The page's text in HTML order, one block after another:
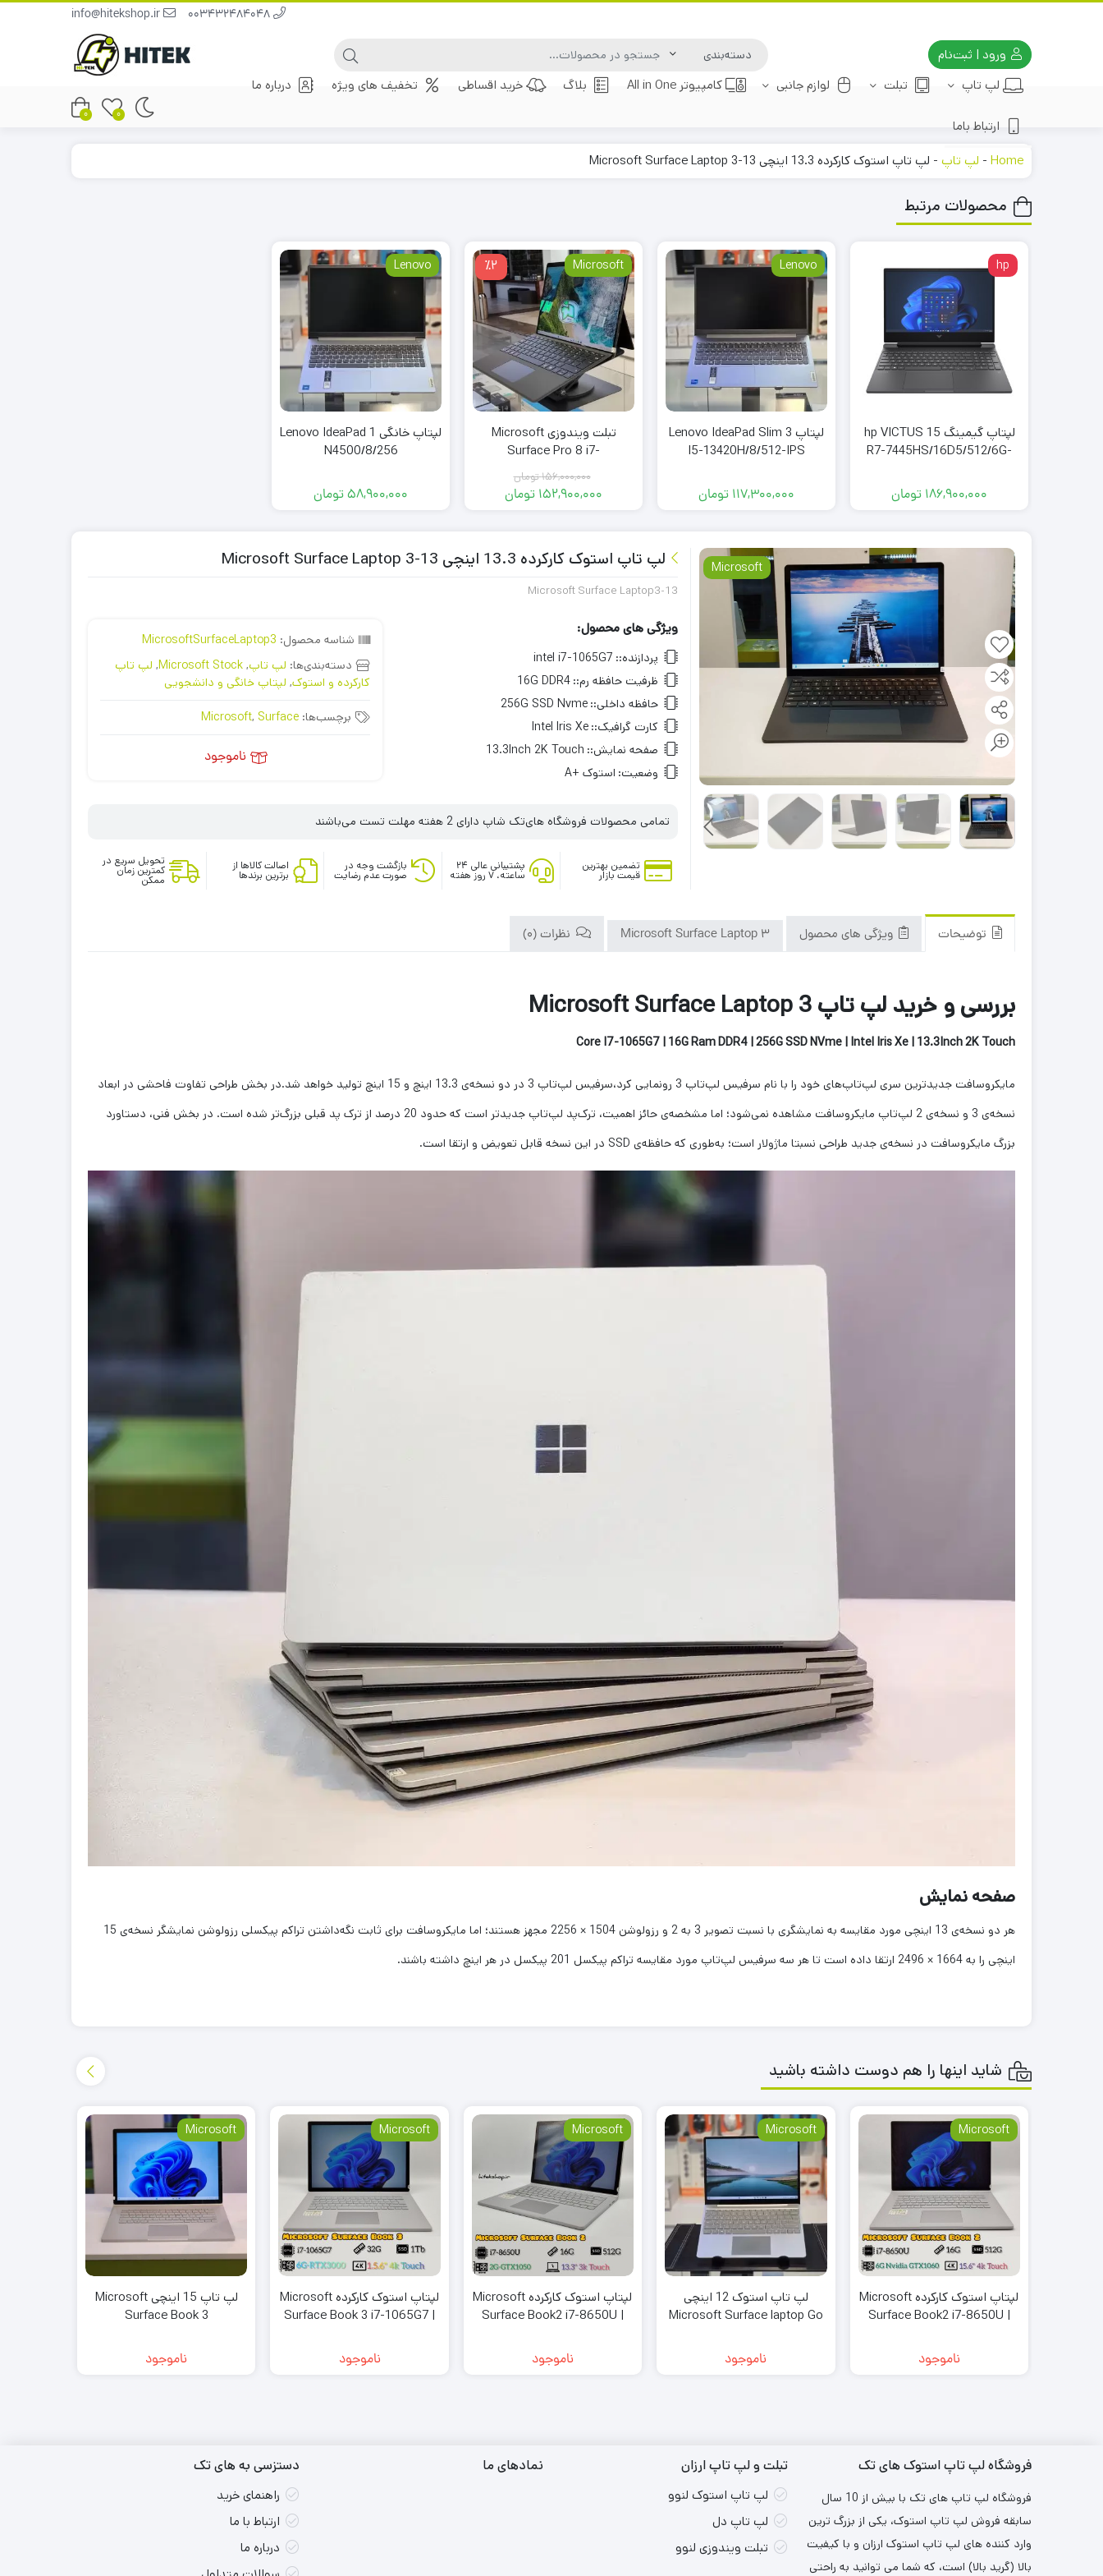
ورود | ثبت‌نام
لپ تاپ
تبلت لوازم جانبی کامپیوتر All in One بلاگ خرید اقساطی تخفیف های ویژه درباره ما
ارتباط باما
0
0
Home
- لپ تاپ - لپ تاپ استوک کارکرده 13.3 اینچی Microsoft Surface Laptop 3-13
محصولات مرتبط
hp
لپتاپ گیمینگ hp VICTUS 15
R7-7445HS/16D5/512/6G-
186,900,000 تومان
Lenovo
لپتاپ Lenovo IdeaPad Slim 3
I5-13420H/8/512-IPS
117,300,000 تومان
٪2 Microsoft
تبلت ویندوزی Microsoft
Surface Pro 8 i7-
1185/16/256
156,000,000تومان
قیمت
152,900,000 تومان
قیمت
Lenovo
لپتاپ خانگی Lenovo IdeaPad 1
N4500/8/256
58,900,000تومان
Microsoft لپ تاپ استوک کارکرده 13.3 اینچی Microsoft Surface Laptop 3-13
Microsoft Surface Laptop3-13
ویژگی های محصول:
پردازنده:: intel i7-1065G7
ظرفیت حافظه رم:: 16G DDR4
حافظه داخلی:: 256G SSD Nvme
کارت گرافیک:: Intel Iris Xe
صفحه نمایش:: 13.3Inch 2K Touch
وضعیت: استوک +A
شناسه محصول: MicrosoftSurfaceLaptop3
دسته‌بندی‌ها: لپ تاپ,
Microsoft Stock
, لپ تاپ
کارکرده و استوک, لپتاپ خانگی و دانشجویی
برچسب‌ها: Microsoft, Surface
ناموجود
تمامی محصولات فروشگاه های‌تک شاپ دارای 2 هفته مهلت تست می‌باشند
تضمین بهترین
قیمت بازار
پشتیبانی عالی ۲۴
ساعته، ۷ روز هفته
بازگشت وجه در
صورت عدم رضایت
اصالت کالاها از
برترین برندها
تحویل سریع در
کمترین زمان
ممکن
توضیحات ویژگی های محصول Microsoft Surface Laptop 3 نظرات (0)
بررسی و خرید لپ تاپ Microsoft Surface Laptop 3
Core I7-1065G7 | 16G Ram DDR4 | 256G SSD NVme | Intel Iris Xe | 13.3Inch 2K Touch
مایکروسافت جدیدترین سری لپ‌تاپ‌های خود را با نام سرفیس لپ‌تاپ 3 رونمایی کرد،سرفیس لپ‌تاپ 3 در دو نسخه‌ی 13.3 اینچ و 15 اینچ تولید خواهد شد.در بخش طراحی تفاوت فاحشی در ابعاد
نسخه‌ی 3 و نسخه‌ی 2 لپ‌تاپ مایکروسافت مشاهده نمی‌شود؛ اما مشخصه‌ی حائز اهمیت، ترک‌پد لپ‌تاپ جدیدتر است که حدود 20 درصد از ترک پد قبلی بزرگ‌تر شده است. در بخش فنی، دستاورد
بزرگ مایکروسافت در نسخه‌ی جدید طراحی نسبتا ماژولار است؛ به‌طوری که حافظه‌ی SSD در این نسخه قابل تعویض و ارتقا است.
صفحه نمایش
هر دو نسخه‌ی 13 اینچی مورد مقایسه به نمایشگری با نسبت تصویر 3 به 2 و رزولوشن 1504 × 2256 مجهز هستند؛ اما مایکروسافت برای ثابت نگه‌داشتن تراکم پیکسلی رزولوشن نمایشگر نسخه‌ی 15
اینچی را به 1664 × 2496 ارتقا داده است تا هر سه سرفیس لپ‌تاپ مورد مقایسه تراکم پیکسل 201 پیکسل در هر اینچ داشته باشند.
شاید اینها را هم دوست داشته باشید
Microsoft
لپتاپ استوک کارکرده Microsoft
Surface Book2 i7-8650U |
ناموجود
Microsoft
لپ تاپ استوک 12 اینچی
Microsoft Surface laptop Go
ناموجود
Microsoft
لپتاپ استوک کارکرده Microsoft
Surface Book2 i7-8650U |
13.3 3K
ناموجود
Microsoft
لپتاپ استوک کارکرده Microsoft
Surface Book 3 i7-1065G7 |
15.6 4K
ناموجود
Microsoft
لپ تاپ 15 اینچی Microsoft
Surface Book 3
ناموجود
فروشگاه لپ تاپ استوک های تک
فروشگاه لپ تاپ های تک با بیش از 10 سال
سابقه فروش لپ تاپ استوک، یکی از بزرگ ترین
وارد کننده های لپ تاپ استوک ارزان و با کیفیت
بالا (گرید بالا) است، که شما می توانید به راحتی
تبلت و لپ تاپ ارزان
لپ تاپ استوک لنوو
لپ تاپ دل
تبلت ویندوزی لنوو
نمادهای ما دستزسی به های تک
راهنمای خرید
ارتباط با ما
درباره ما